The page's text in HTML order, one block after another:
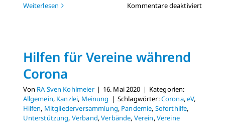
Weiterlesen Kommentare deaktiviertfür
Hilfen für Vereine während
Corona
Von RA Sven Kohlmeier | 16. Mai 2020 | Kategorien:
Allgemein, Kanzlei, Meinung | Schlagwörter:Corona,eV,
Hilfen, Mitgliederversammlung, Pandemie, Soforthilfe,
Unterstützung, Verband,Verbände, Verein,Vereine